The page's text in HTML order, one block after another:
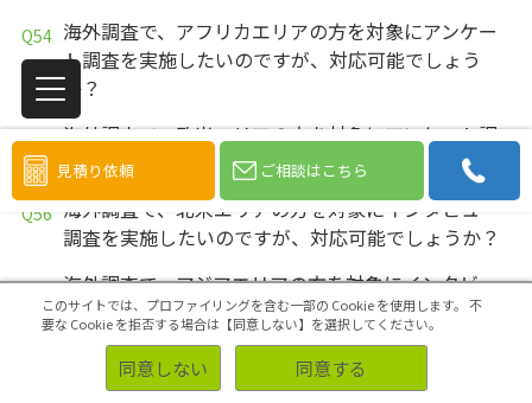
海外調査で、アフリカエリアの方を対象にアンケー
ト調査を実施したいのですが、対応可能でしょう
か？
海外調査で、欧米エリアの方を対象にアンケート調
査を実施したいのですが、対応可能でしょうか？
海外調査で、北米エリアの方を対象にインタビュー
調査を実施したいのですが、対応可能でしょうか？
海外調査で、アジアエリアの方を対象にインタビュ
ー調査を実施したいのですが、対応可能でしょう
か？
海外調査で、中東エリアの方を対象にインタビュー
見積り依頼 ご相談はこちら
このサイトでは、プロファイリングを含む一部の Cookie を使用します。 不
要な Cookie を拒否する場合は【同意しない】を選択してください。
同意しない 同意する